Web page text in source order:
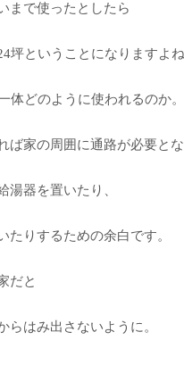
まで使ったとしたら
坪ということになりますよね
体どのように使われるのか。
ば家の周囲に通路が必要とな
湯器を置いたり、
たりするための余白です。
だと
らはみ出さないように。